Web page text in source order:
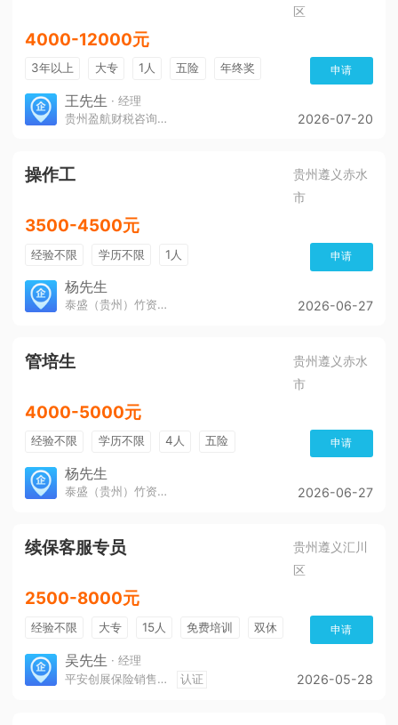
区
4000-12000元
3年以上 大专 1人 五险
年终奖
免费培训
环境好
申请
王先生 · 经理
贵州盈航财税咨询服务有限公司
2026-07-20
操作工
贵州遵义赤水
市
3500-4500元
经验不限 学历不限 1人 申请
杨先生
泰盛（贵州）竹资源发展有限公司 2026-06-27
管培生
贵州遵义赤水
市
4000-5000元
经验不限 学历不限 4人 五险 申请
杨先生
泰盛（贵州）竹资源发展有限公司 2026-06-27
续保客服专员
贵州遵义汇川
区
2500-8000元
经验不限 大专 15人 免费培训
双休
加班费
朝九晚五
申请
吴先生 · 经理
平安创展保险销售服务有限公司遵义分公司
认证 2026-05-28